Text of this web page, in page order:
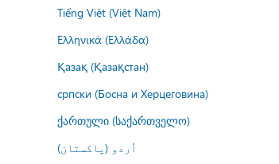
Tiếng Việt (Việt Nam)
Ελληνικά (Ελλάδα)
Қазақ (Қазақстан)
српски (Босна и Херцеговина)
ქართული (საქართველო)
اُردو (پاکستان)